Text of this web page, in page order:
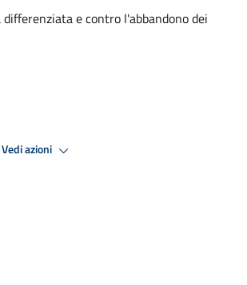
e contro l'abbandono dei
Vedi azioni